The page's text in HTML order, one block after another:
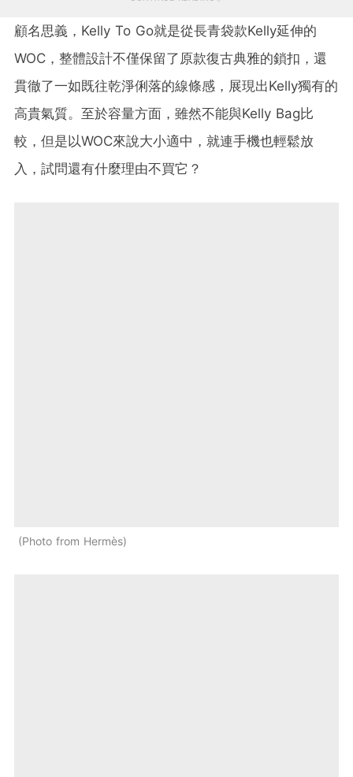
顧名思義，Kelly To Go就是從長青袋款Kelly延伸的
WOC，整體設計不僅保留了原款復古典雅的鎖扣，還
貫徹了一如既往乾淨俐落的線條感，展現出Kelly獨有的
高貴氣質。至於容量方面，雖然不能與Kelly Bag比
較，但是以WOC來說大小適中，就連手機也輕鬆放
入，試問還有什麼理由不買它？
Photo from Hermès